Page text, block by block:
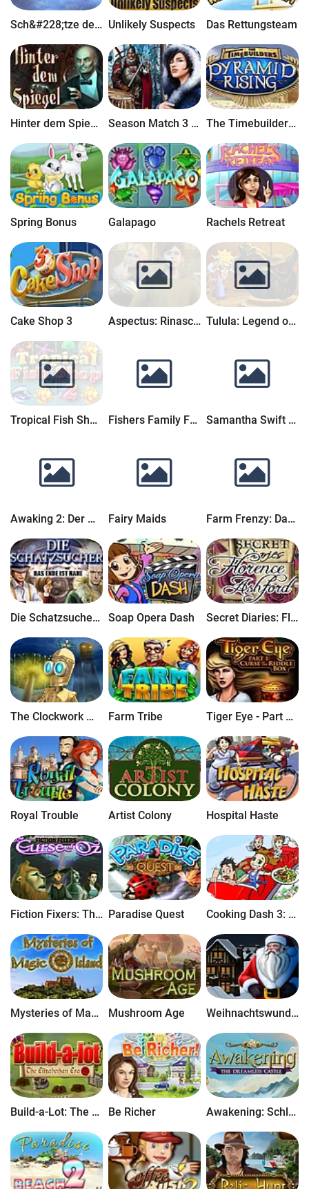
Sch&#228;tze der geheimnisvollen Insel: Das Geisterschiff Unlikely Suspects Das Rettungsteam
Hinter dem Spiegel Season Match 3 - Der Fluch der Kr&#228;he The Timebuilders: Pyramid Rising
Spring Bonus Galapago Rachels Retreat
Cake Shop 3 Aspectus: Rinascimento Chronicles Tulula: Legend of a Volcano
Tropical Fish Shop 2 Fishers Family Farm Samantha Swift and the Fountains of Fate
Awaking 2: Der Mondenwald Fairy Maids Farm Frenzy: Das antike Rom
Die Schatzsucher 4: Das Ende ist Nahe Sammleredition Soap Opera Dash Secret Diaries: Florence Ashford
The Clockwork Man: The Hidden World Farm Tribe Tiger Eye - Part 1: Der Fluch der R&#228;tselbox
Royal Trouble Artist Colony Hospital Haste
Fiction Fixers: The Curse of OZ Paradise Quest Cooking Dash 3: Thrills and Spills
Mysteries of Magic Island Mushroom Age Weihnachtswunderland
Build-a-Lot: The Elizabethan Era Be Richer Awakening: Schloss ohne Tr&#228;ume